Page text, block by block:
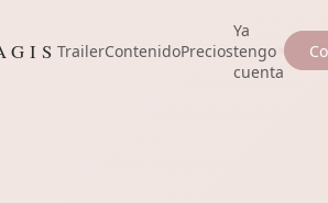
TrailerContenidoPrecios
Ya
tengo
cuenta